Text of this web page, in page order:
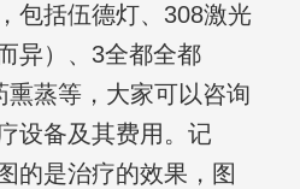
包括伍德灯、308激光
异）、3全都全都
熏蒸等，大家可以咨询
设备及其费用。记
的是治疗的效果，图